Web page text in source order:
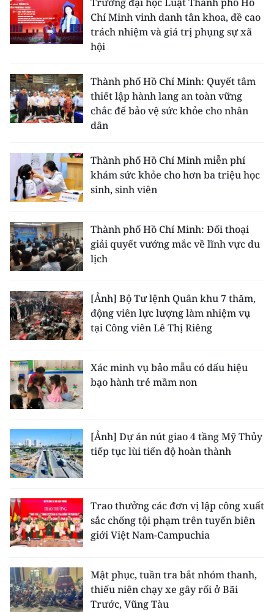
Chí Minh vinh danh tân khoa, đề cao
trách nhiệm và giá trị phụng sự xã
hội
Thành phố Hồ Chí Minh: Quyết tâm
thiết lập hành lang an toàn vững
chắc để bảo vệ sức khỏe cho nhân
dân
Thành phố Hồ Chí Minh miễn phí
khám sức khỏe cho hơn ba triệu học
sinh, sinh viên
Thành phố Hồ Chí Minh: Đối thoại
giải quyết vướng mắc về lĩnh vực du
lịch
[Ảnh] Bộ Tư lệnh Quân khu 7 thăm,
động viên lực lượng làm nhiệm vụ
tại Công viên Lê Thị Riêng
Xác minh vụ bảo mẫu có dấu hiệu
bạo hành trẻ mầm non
[Ảnh] Dự án nút giao 4 tầng Mỹ Thủy
tiếp tục lùi tiến độ hoàn thành
Trao thưởng các đơn vị lập công xuất
sắc chống tội phạm trên tuyến biên
giới Việt Nam-Campuchia
Mật phục, tuần tra bắt nhóm thanh,
thiếu niên chạy xe gây rối ở Bãi
Trước, Vũng Tàu